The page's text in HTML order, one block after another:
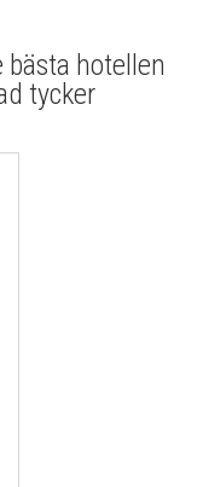
bästa hotellen
tycker